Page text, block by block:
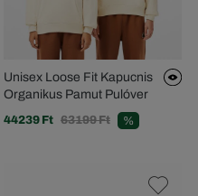
Unisex Loose Fit Kapucnis
Organikus Pamut Pulóver
44239 Ft 63199 Ft %